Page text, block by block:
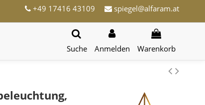
+49 17416 43109 spiegel@alfaram.at
Suche Anmelden Warenkorb